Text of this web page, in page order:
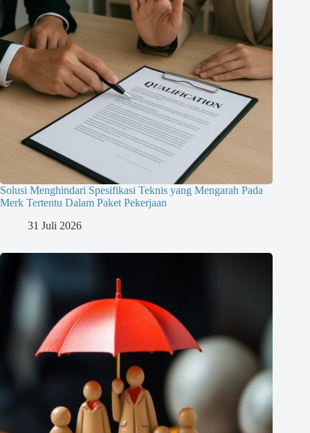
Solusi Menghindari Spesifikasi Teknis yang Mengarah Pada
Merk Tertentu Dalam Paket Pekerjaan
31 Juli 2026